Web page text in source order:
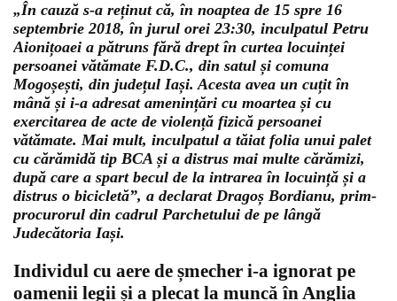
„În cauză s-a reținut că, în noaptea de 15 spre 16
septembrie 2018, în jurul orei 23:30, inculpatul Petru
Aionițoaei a pătruns fără drept în curtea locuinței
persoanei vătămate F.D.C., din satul și comuna
Mogoșești, din județul Iași. Acesta avea un cuțit în
mână și i-a adresat amenințări cu moartea și cu
exercitarea de acte de violență fizică persoanei
vătămate. Mai mult, inculpatul a tăiat folia unui palet
cu cărămidă tip BCA și a distrus mai multe cărămizi,
după care a spart becul de la intrarea în locuință și a
distrus o bicicletă”, a declarat Dragoș Bordianu, prim-
procurorul din cadrul Parchetului de pe lângă
Judecătoria Iași.
Individul cu aere de șmecher i-a ignorat pe
oamenii legii și a plecat la muncă în Anglia